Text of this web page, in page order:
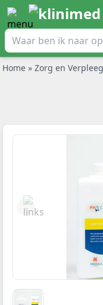
Home » Zorg en